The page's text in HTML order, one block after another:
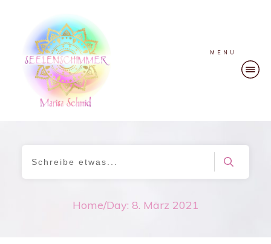
MENU
Home/Day: 8. März 2021